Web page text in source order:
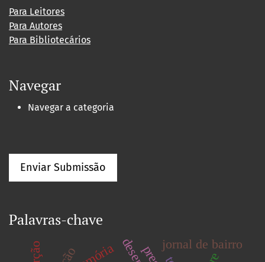
Para Leitores
Para Autores
Para Bibliotecários
Navegar
Navegar a categoria
Enviar Submissão
Palavras-chave
jornal de bairro